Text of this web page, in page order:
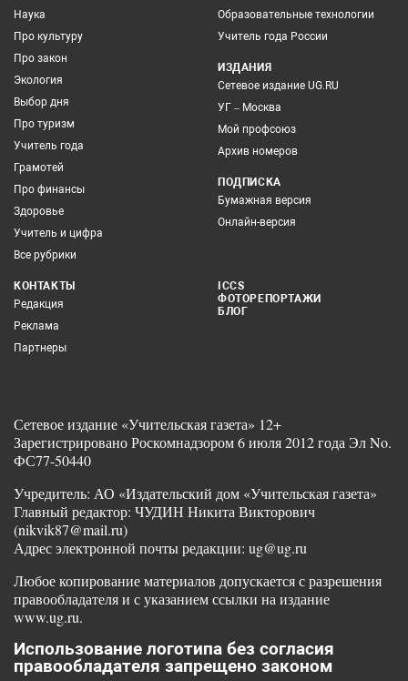
Наука
Про культуру
Про закон
Экология
Выбор дня
Про туризм
Учитель года
Грамотей
Про финансы
Здоровье
Учитель и цифра
Все рубрики
Образовательные технологии
Учитель года России
ИЗДАНИЯ
Сетевое издание UG.RU
УГ – Москва
Мой профсоюз
Архив номеров
ПОДПИСКА
Бумажная версия
Онлайн-версия
КОНТАКТЫ
Редакция
Реклама
Партнеры
ICCS
ФОТОРЕПОРТАЖИ
БЛОГ
Сетевое издание «Учительская газета» 12+
Зарегистрировано Роскомнадзором 6 июля 2012 года Эл No.
ФС77-50440
Учредитель: АО «Издательский дом «Учительская газета»
Главный редактор: ЧУДИН Никита Викторович
(nikvik87@mail.ru)
Адрес электронной почты редакции: ug@ug.ru
Любое копирование материалов допускается с разрешения
правообладателя и с указанием ссылки на издание
www.ug.ru.
Использование логотипа без согласия
правообладателя запрещено законом